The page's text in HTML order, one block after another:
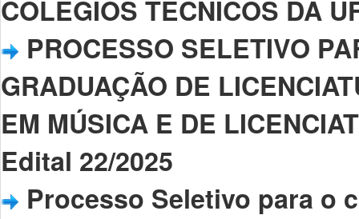
COLÉGIOS TÉCNICOS DA
PROCESSO SELETIVO
GRADUAÇÃO DE
EM MÚSICA E DE
Edital 22/2025
Processo Seletivo para o